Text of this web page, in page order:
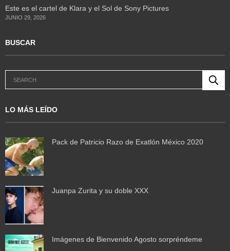
Este es el cartel de Klara y el Sol de Sony Pictures
JUNIO 29, 2026
BUSCAR
LO MÁS LEÍDO
Pack de Patricio Razo de Exatlón México 2020
Juanpa Zurita y su doble XXX
Imágenes de Bienvenido Agosto sorpréndeme